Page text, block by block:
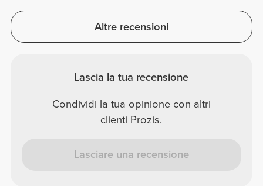
Altre recensioni
Lascia la tua recensione
Condividi la tua opinione con altri
clienti Prozis.
Lasciare una recensione